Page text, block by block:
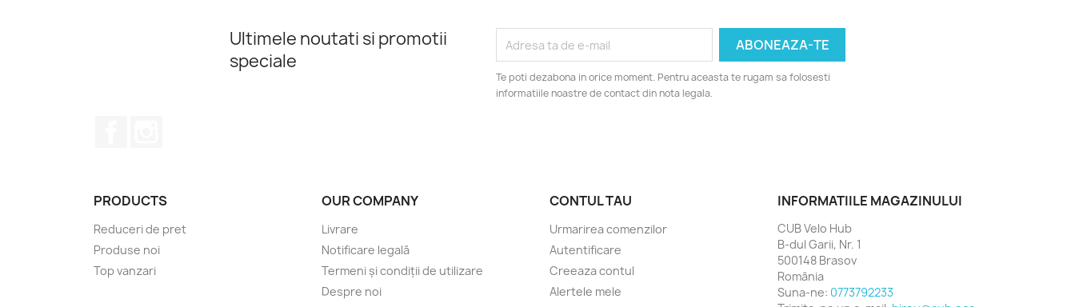
Ultimele noutati si promotii
speciale
Te poti dezabona in orice moment. Pentru aceasta te rugam sa folosesti
informatiile noastre de contact din nota legala.
PRODUCTS
Reduceri de pret
Produse noi
Top vanzari
OUR COMPANY
Livrare
Notificare legală
Termeni și condiții de utilizare
Despre noi
CONTUL TAU
Urmarirea comenzilor
Autentificare
Creeaza contul
Alertele mele
INFORMATIILE MAGAZINULUI
CUB Velo Hub
B-dul Garii, Nr. 1
500148 Brasov
România
Suna-ne: 0773792233